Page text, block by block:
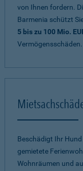
von Ihnen fordern.
Barmenia schützt
5 bis zu 100 Mio.
Vermögensschäden.
Beschädigt Ihr
gemietete
Wohnräumen und